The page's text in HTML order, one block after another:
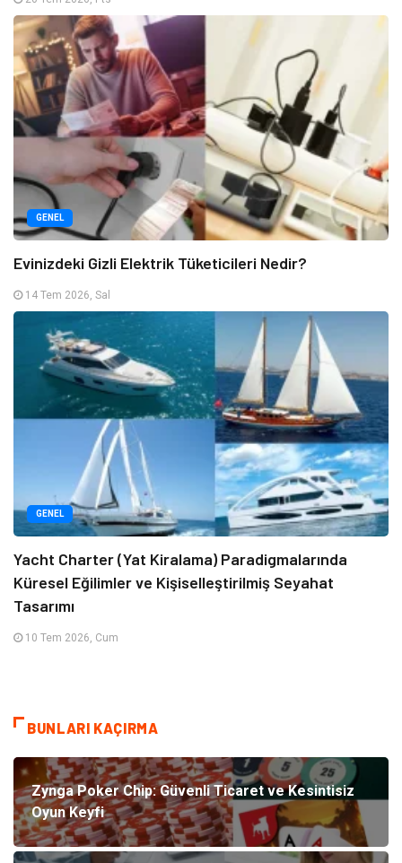
GENEL
Evinizdeki Gizli Elektrik Tüketicileri Nedir?
14 Tem 2026, Sal
GENEL
Yacht Charter (Yat Kiralama) Paradigmalarında
Küresel Eğilimler ve Kişiselleştirilmiş Seyahat
Tasarımı
10 Tem 2026, Cum
BUNLARI KAÇIRMA
Zynga Poker Chip: Güvenli Ticaret ve Kesintisiz
Oyun Keyfi